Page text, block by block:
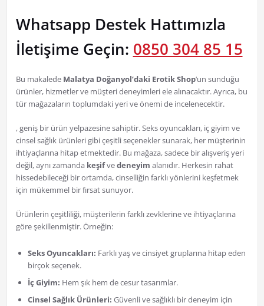
Whatsapp Destek Hattımızla
İletişime Geçin: 0850 304 85 15
Bu makalede Malatya Doğanyol’daki Erotik Shop‘un sunduğu
ürünler, hizmetler ve müşteri deneyimleri ele alınacaktır. Ayrıca, bu
tür mağazaların toplumdaki yeri ve önemi de incelenecektir.
, geniş bir ürün yelpazesine sahiptir. Seks oyuncakları, iç giyim ve
cinsel sağlık ürünleri gibi çeşitli seçenekler sunarak, her müşterinin
ihtiyaçlarına hitap etmektedir. Bu mağaza, sadece bir alışveriş yeri
değil, aynı zamanda keşifvedeneyim alanıdır. Herkesin rahat
hissedebileceği bir ortamda, cinselliğin farklı yönlerini keşfetmek
için mükemmel bir fırsat sunuyor.
Ürünlerin çeşitliliği, müşterilerin farklı zevklerine ve ihtiyaçlarına
göre şekillenmiştir. Örneğin:
Seks Oyuncakları: Farklı yaş ve cinsiyet gruplarına hitap eden
birçok seçenek.
İç Giyim: Hem şık hem de cesur tasarımlar.
Cinsel Sağlık Ürünleri: Güvenli ve sağlıklı bir deneyim için